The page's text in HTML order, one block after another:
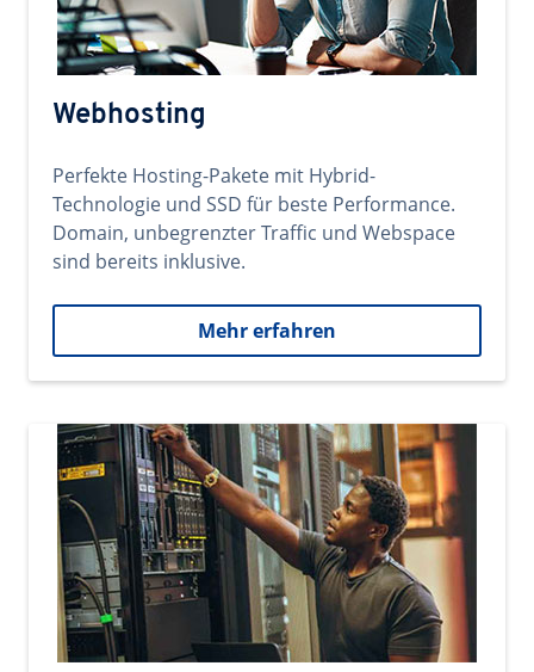
Webhosting
Perfekte Hosting-Pakete mit Hybrid-
Technologie und SSD für beste Performance.
Domain, unbegrenzter Traffic und Webspace
sind bereits inklusive.
Mehr erfahren